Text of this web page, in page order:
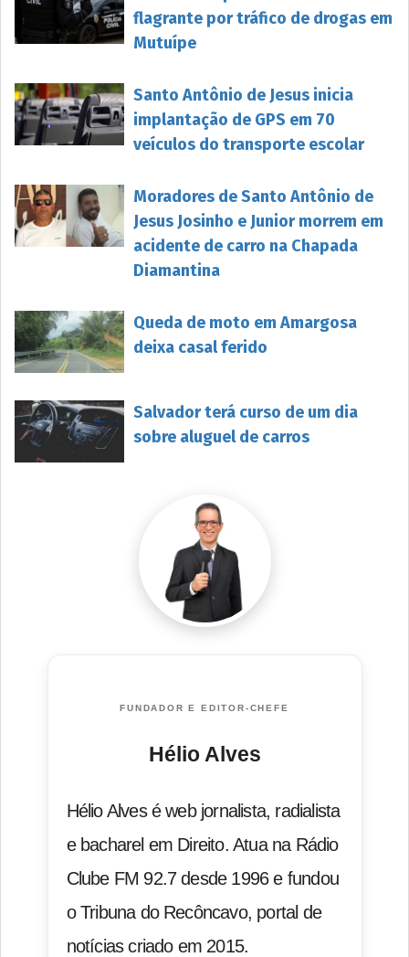
flagrante por tráfico de drogas em
Mutuípe
Santo Antônio de Jesus inicia
implantação de GPS em 70
veículos do transporte escolar
Moradores de Santo Antônio de
Jesus Josinho e Junior morrem em
acidente de carro na Chapada
Diamantina
Queda de moto em Amargosa
deixa casal ferido
Salvador terá curso de um dia
sobre aluguel de carros
FUNDADOR E EDITOR-CHEFE
Hélio Alves
Hélio Alves é web jornalista, radialista
e bacharel em Direito. Atua na Rádio
Clube FM 92.7 desde 1996 e fundou
o Tribuna do Recôncavo, portal de
notícias criado em 2015.